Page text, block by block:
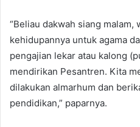
“Beliau dakwah siang malam,
kehidupannya untuk agama
pengajian lekar atau kalong
mendirikan Pesantren. Kita
dilakukan almarhum dan
pendidikan,” paparnya.